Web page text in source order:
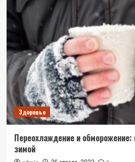
волос:
как
сохранить
свою
красоту,
—
эксперт
Здоровье
Переохлаждение и обморожение:
зимой